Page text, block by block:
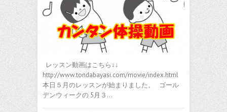
レッスン動画はこちら↓↓
http://www.tondabayasi.com/movie/index.html
本日５月のレッスンが始まりました。 ゴール
デンウィークの 5月３…